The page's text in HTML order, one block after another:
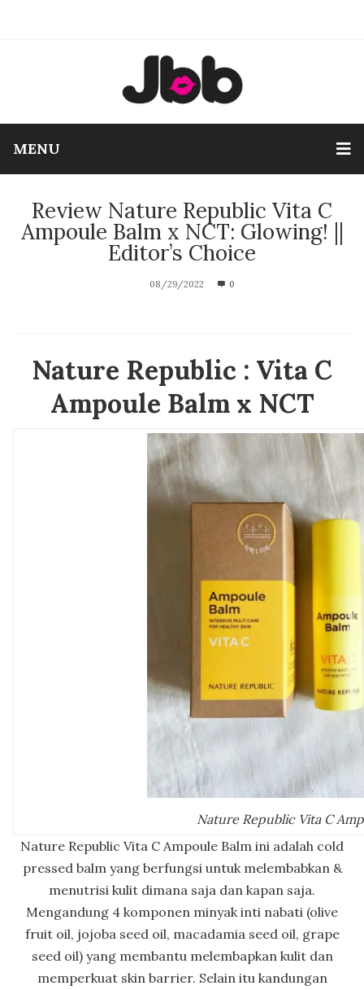
MENU
Review Nature Republic Vita C
Ampoule Balm x NCT: Glowing! ||
Editor’s Choice
08/29/2022 0
Nature Republic : Vita C
Ampoule Balm x NCT
Nature Republic Vita C
Nature Republic Vita C Ampoule Balm ini adalah cold
pressed balm yang berfungsi untuk melembabkan &
menutrisi kulit dimana saja dan kapan saja.
Mengandung 4 komponen minyak inti nabati (olive
fruit oil, jojoba seed oil, macadamia seed oil, grape
seed oil) yang membantu melembapkan kulit dan
memperkuat skin barrier. Selain itu kandungan